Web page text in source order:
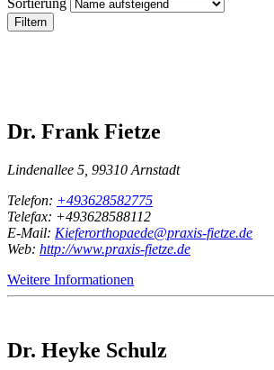
Sortierung
Filtern
Dr. Frank Fietze
Lindenallee 5, 99310 Arnstadt
Telefon: +493628582775
Telefax: +493628588112
E-Mail: Kieferorthopaede@praxis-fietze.de
Web: http://www.praxis-fietze.de
Weitere Informationen
Dr. Heyke Schulz